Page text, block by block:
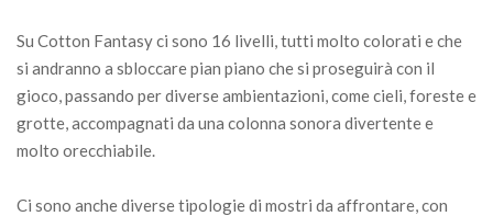
Su Cotton Fantasy ci sono 16 livelli, tutti molto colorati e che
si andranno a sbloccare pian piano che si proseguirà con il
gioco, passando per diverse ambientazioni, come cieli, foreste e
grotte, accompagnati da una colonna sonora divertente e
molto orecchiabile.
Ci sono anche diverse tipologie di mostri da affrontare, con